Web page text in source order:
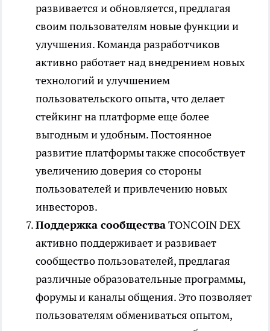
развивается и обновляется, предлагая
своим пользователям новые функции и
улучшения. Команда разработчиков
активно работает над внедрением новых
технологий и улучшением
пользовательского опыта, что делает
стейкинг на платформе еще более
выгодным и удобным. Постоянное
развитие платформы также способствует
увеличению доверия со стороны
пользователей и привлечению новых
инвесторов.
Поддержка сообществаTONCOIN DEX
активно поддерживает и развивает
сообщество пользователей, предлагая
различные образовательные программы,
форумы и каналы общения. Это позволяет
пользователям обмениваться опытом,